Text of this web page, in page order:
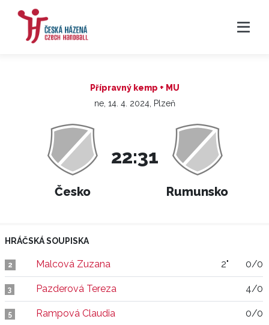
Přípravný kemp + MU
ne, 14. 4. 2024, Plzeň
Česko
22:31
Rumunsko
HRÁČSKÁ SOUPISKA
2 Malcová Zuzana 2" 0/0
3 Pazderová Tereza 4/0
5 Rampová Claudia 0/0